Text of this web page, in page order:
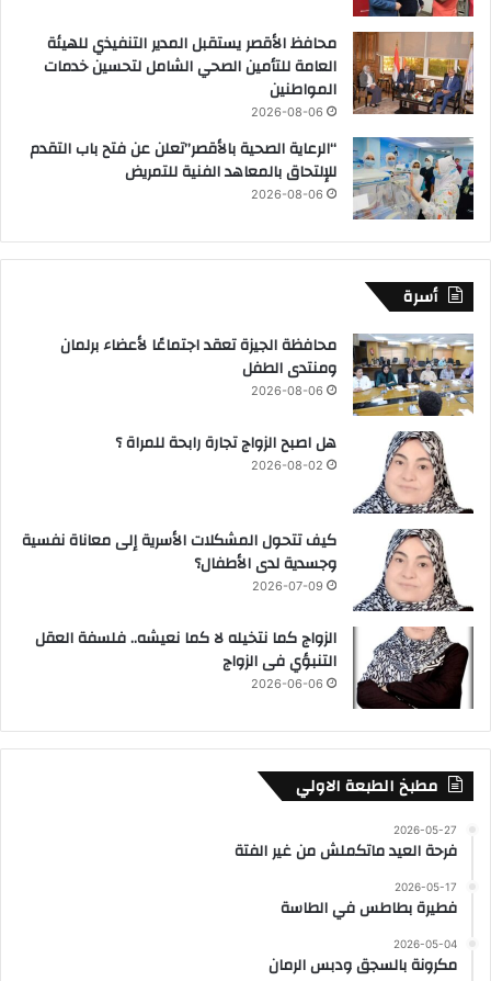
محافظ الأقصر يستقبل المدير التنفيذي للهيئة
العامة للتأمين الصحي الشامل لتحسين خدمات
المواطنين
2026-08-06
“الرعاية الصحية بالأقصر”تعلن عن فتح باب التقدم
للإلتحاق بالمعاهد الفنية للتمريض
2026-08-06
أسرة
محافظة الجيزة تعقد اجتماعًا لأعضاء برلمان
ومنتدى الطفل
2026-08-06
هل اصبح الزواج تجارة رابحة للمراة ؟
2026-08-02
كيف تتحول المشكلات الأسرية إلى معاناة نفسية
وجسدية لدى الأطفال؟
2026-07-09
الزواج كما نتخيله لا كما نعيشه.. فلسفة العقل
التنبؤي فى الزواج
2026-06-06
مطبخ الطبعة الاولي
2026-05-27
فرحة العيد ماتكملش من غير الفتة
2026-05-17
فطيرة بطاطس في الطاسة
2026-05-04
مكرونة بالسجق ودبس الرمان